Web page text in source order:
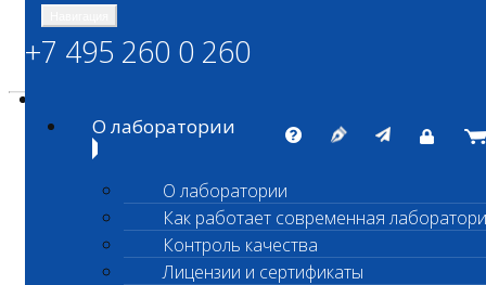
ШАНС БИО
Независимая ветеринарная лаборатория
+7 495 260 0 260
О лаборатории
О лаборатории
Как работает современная
Контроль качества
Лицензии и сертификаты